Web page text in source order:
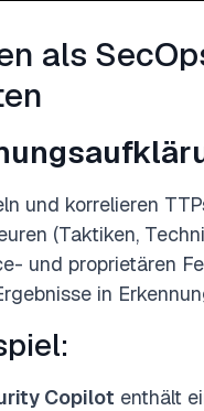
als
und korrelieren
(Taktiken,
und proprietären
in
Copilot enthält